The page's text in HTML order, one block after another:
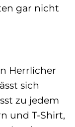
gar nicht
Herrlicher
sich
zu jedem
und T-Shirt,